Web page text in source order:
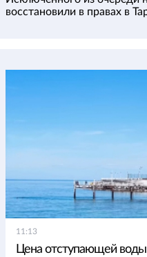
восстановили в правах в
11:13
Цена отступающей